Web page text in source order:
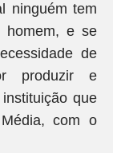
ninguém tem
homem, e se
de
produzir e
que
com o